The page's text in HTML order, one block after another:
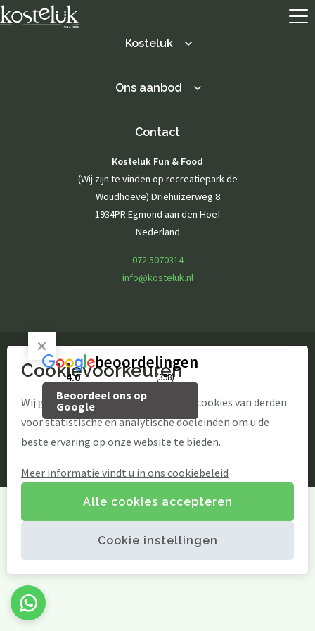
Contact opnemen
Fotogalerij
Over ons
Arrangementen
Groepsborrel
Feestjes met vrienden &
familie
babyshower
Bruiloft
Bedrijfsfeest
Borrelarrangement
Games
Speelparadijs
Buiten spelen
Kosteluk
Ons aanbod
Contact
Kosteluk Fun & Food
(Wij zijn te vinden op recreatiepark de
Woudhoeve) Driehuizerweg 8
1934PR Egmond aan den Hoef
Nederland
072 5070314
info@kosteluk.nl
© Kosteluk Fun & Food
website door Webstart
beoordelingen
4.0 (358)
Beoordeel ons op
Google
Cookievoorkeuren
Wij gebruiken onze eigen cookies en cookies van derden
voor statistische en analytische doeleinden om u de
beste ervaring op onze website te bieden.
Meer informatie vindt u in ons cookiebeleid
Alle cookies accepteren
Cookie instellingen